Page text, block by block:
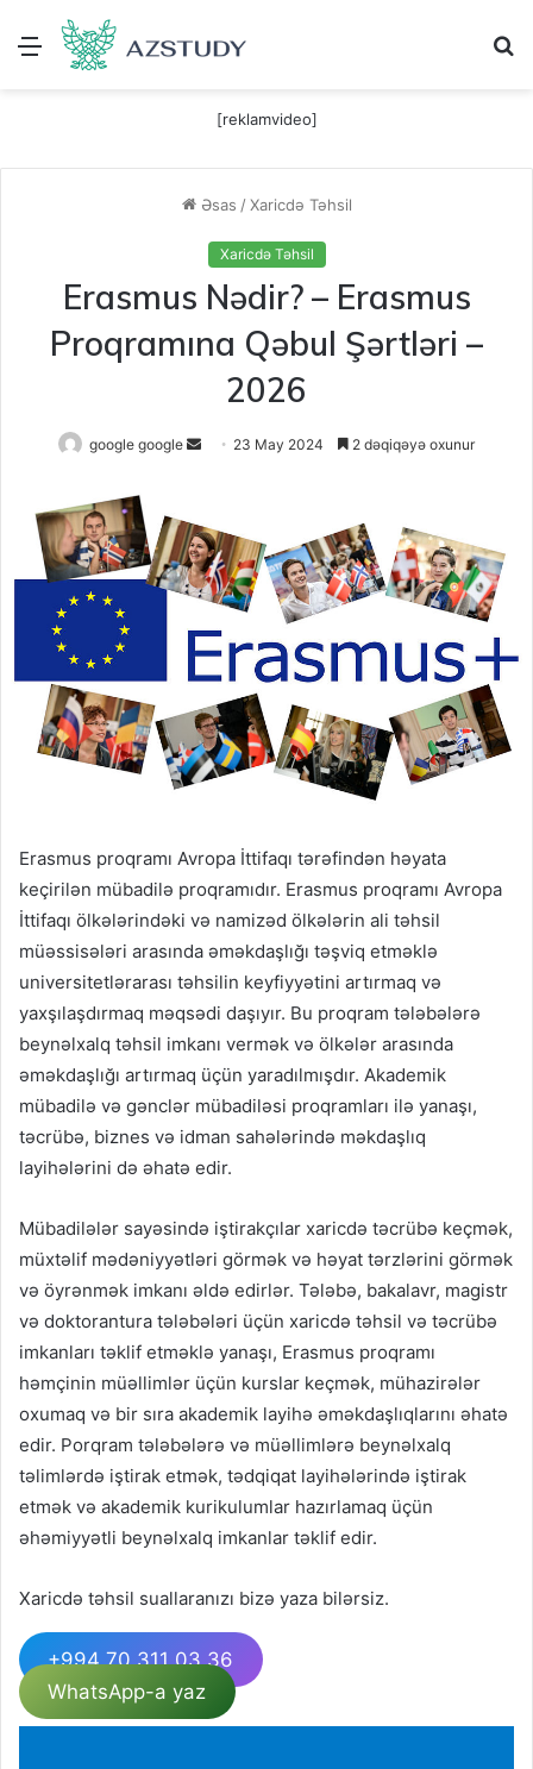
Menu
[reklamvideo]
Əsas / Xaricdə Təhsil
Xaricdə Təhsil
Erasmus Nədir? – Erasmus
Proqramına Qəbul Şərtləri –
2026
google google
Send 23 May 2024 2 dəqiqəyə oxunur
Erasmus proqramı Avropa İttifaqı tərəfindən həyata
keçirilən mübadilə proqramıdır. Erasmus proqramı Avropa
İttifaqı ölkələrindəki və namizəd ölkələrin ali təhsil
müəssisələri arasında əməkdaşlığı təşviq etməklə
universitetlərarası təhsilin keyfiyyətini artırmaq və
yaxşılaşdırmaq məqsədi daşıyır. Bu proqram tələbələrə
beynəlxalq təhsil imkanı vermək və ölkələr arasında
əməkdaşlığı artırmaq üçün yaradılmışdır. Akademik
mübadilə və gənclər mübadiləsi proqramları ilə yanaşı,
təcrübə, biznes və idman sahələrində məkdaşlıq
layihələrini də əhatə edir.
Mübadilələr sayəsində iştirakçılar xaricdə təcrübə keçmək,
müxtəlif mədəniyyətləri görmək və həyat tərzlərini görmək
və öyrənmək imkanı əldə edirlər. Tələbə, bakalavr, magistr
və doktorantura tələbələri üçün xaricdə təhsil və təcrübə
imkanları təklif etməklə yanaşı, Erasmus proqramı
həmçinin müəllimlər üçün kurslar keçmək, mühazirələr
oxumaq və bir sıra akademik layihə əməkdaşlıqlarını əhatə
edir. Porqram tələbələrə və müəllimlərə beynəlxalq
təlimlərdə iştirak etmək, tədqiqat layihələrində iştirak
etmək və akademik kurikulumlar hazırlamaq üçün
əhəmiyyətli beynəlxalq imkanlar təklif edir.
Xaricdə təhsil suallaranızı bizə yaza bilərsiz.
+994 70 311 03 36
WhatsApp-a yaz